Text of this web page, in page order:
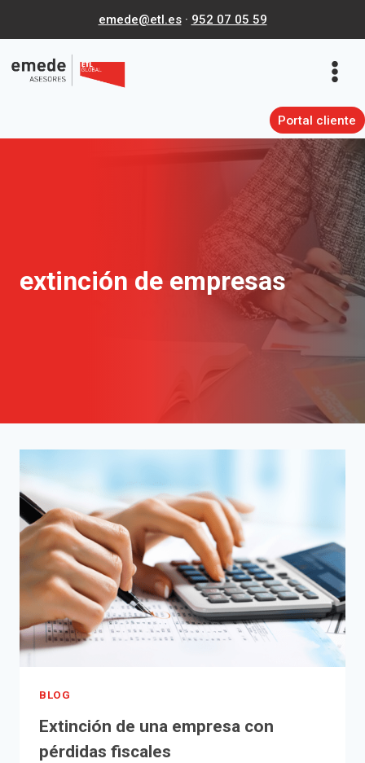
al
contenido
emede@etl.es· 952 07 05 59
Portal cliente
extinción de empresas
BLOG
Extinción de una empresa con
pérdidas fiscales